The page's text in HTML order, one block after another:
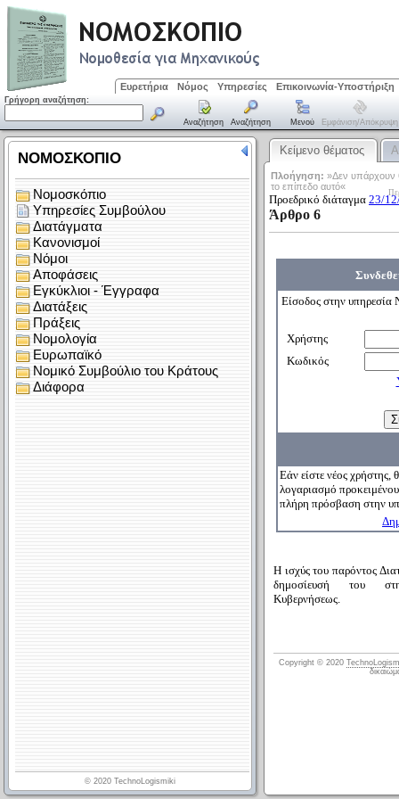
Ευρετήρια Νόμος Υπηρεσίες Επικοινωνία-Υποστήριξη
Γρήγορη αναζήτηση:
Αναζήτηση Αναζήτηση Μενού Εμφάνιση/απόκρυψη
Κείμενο θέματος